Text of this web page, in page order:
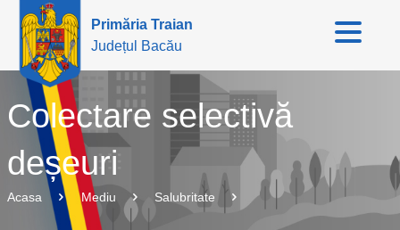
Primăria Traian
Județul Bacău
Colectare selectivă
deșeuri
Acasa Mediu Salubritate